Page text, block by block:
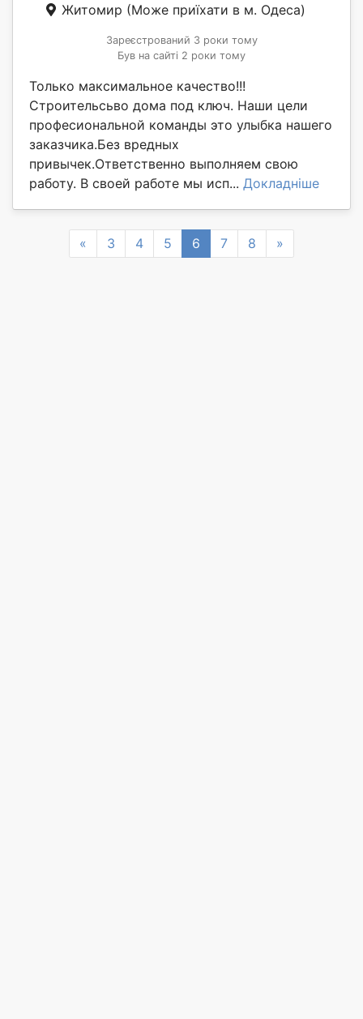
Житомир (Може приїхати в м. Одеса)
Зареєстрований 3 роки тому
Був на сайті 2 роки тому
Только максимальное качество!!!
Строительсьво дома под ключ. Наши цели
професиональной команды это улыбка нашего
заказчика.Без вредных
привычек.Ответственно выполняем свою
работу. В своей работе мы исп... Докладніше
« Previous
3 4 5 6 7 8 »